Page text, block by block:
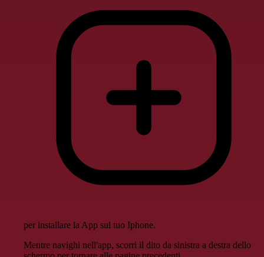
per installare la App sul tuo Iphone.
Mentre navighi nell'app, scorri il dito da sinistra a destra dello